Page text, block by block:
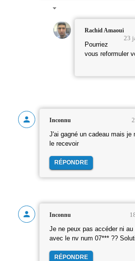
Rachid Amaoui
23
Pourriez
vous reformuler
Inconnu
J'ai gagné un cadeau mais je
le recevoir
RÉPONDRE
Inconnu
Je ne peux pas accéder ni
avec le nv num 07*** ??
RÉPONDRE